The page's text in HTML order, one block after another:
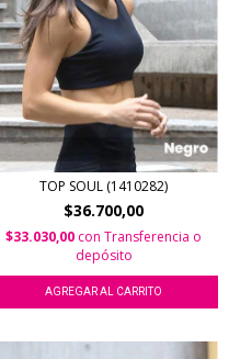
TOP SOUL (1410282)
$36.700,00
$33.030,00 con Transferencia o
depósito
AGREGAR AL CARRITO